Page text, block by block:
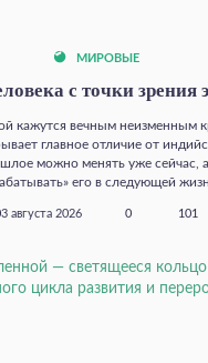
МИРОВЫЕ
с точки зрения
кажутся вечным неизменным
главное отличие от
можно менять уже сейчас,
его в следующей
августа 2026 0 101